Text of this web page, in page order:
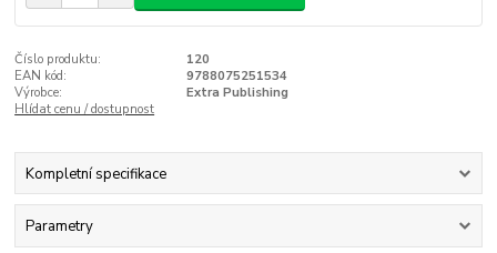
Číslo produktu:
120
EAN kód:
9788075251534
Výrobce:
Extra Publishing
Hlídat cenu / dostupnost
Kompletní specifikace
Parametry